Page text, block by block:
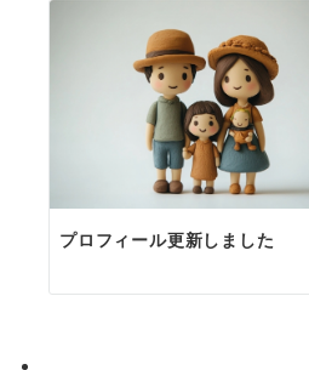
プロフィール更新しました